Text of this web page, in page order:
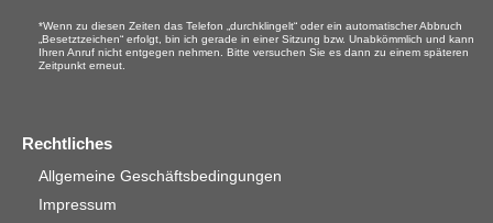
*Wenn zu diesen Zeiten das Telefon „durchklingelt“ oder ein automatischer Abbruch
„Besetztzeichen“ erfolgt, bin ich gerade in einer Sitzung bzw. Unabkömmlich und kann
Ihren Anruf nicht entgegen nehmen. Bitte versuchen Sie es dann zu einem späteren
Zeitpunkt erneut.
Rechtliches
Allgemeine Geschäftsbedingungen
Impressum